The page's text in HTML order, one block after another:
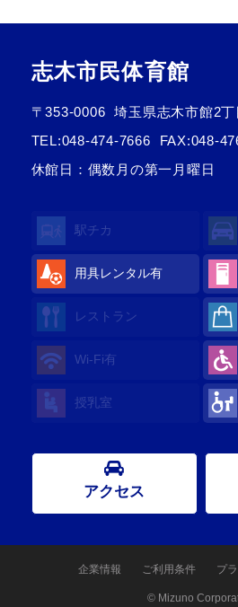
志木市民体育館
〒353-0006
埼玉県志木市館2丁
TEL:048-474-7666
FAX:048-
休館日：偶数月の第一月曜日
駅チカ
用具レンタル有
レストラン
Wi-Fi有
授乳室
アクセス
企業情報 ご利用条件 プ
© Mizuno